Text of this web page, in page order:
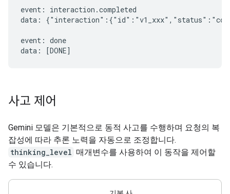
event: interaction.completed
data:
event: done
사고 제어
Gemini 모델은 기본적으로 동적 사고를 수행하며 요청의 복
잡성에 따라 추론 노력을 자동으로 조정합니다.
thinking_level 매개변수를 사용하여 이 동작을 제어할
수 있습니다.